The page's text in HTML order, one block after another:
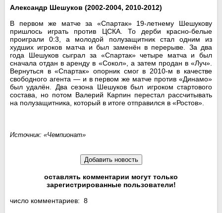
Александр Шешуков (2002-2004, 2010-2012)
В первом же матче за «Спартак» 19-летнему Шешукову
пришлось играть против ЦСКА. То дерби красно-белые
проиграли 0:3, а молодой полузащитник стал одним из
худших игроков матча и был заменён в перерыве. За два
года Шешуков сыграл за «Спартак» четыре матча и был
сначала отдан в аренду в «Сокол», а затем продан в «Луч».
Вернуться в «Спартак» опорник смог в 2010-м в качестве
свободного агента — и в первом же матче против «Динамо»
был удалён. Два сезона Шешуков был игроком стартового
состава, но потом Валерий Карпин перестал рассчитывать
на полузащитника, который в итоге отправился в «Ростов».
Источник: «Чемпионат»
оставлять комментарии могут только
зарегистрированные пользователи!
число комментариев: 8